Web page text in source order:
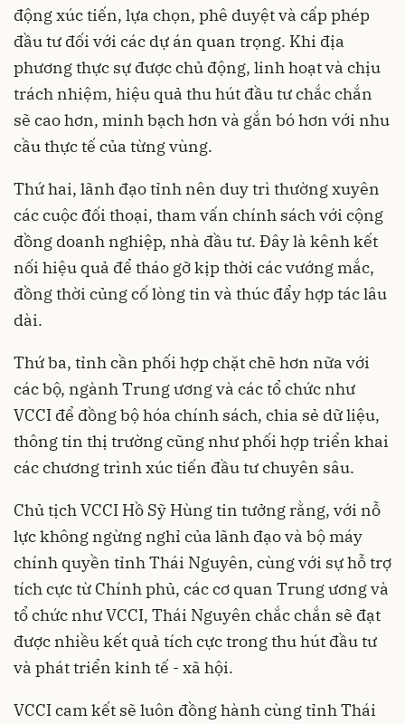
động xúc tiến, lựa chọn, phê duyệt và cấp phép
đầu tư đối với các dự án quan trọng. Khi địa
phương thực sự được chủ động, linh hoạt và chịu
trách nhiệm, hiệu quả thu hút đầu tư chắc chắn
sẽ cao hơn, minh bạch hơn và gắn bó hơn với nhu
cầu thực tế của từng vùng.
Thứ hai, lãnh đạo tỉnh nên duy trì thường xuyên
các cuộc đối thoại, tham vấn chính sách với cộng
đồng doanh nghiệp, nhà đầu tư. Đây là kênh kết
nối hiệu quả để tháo gỡ kịp thời các vướng mắc,
đồng thời củng cố lòng tin và thúc đẩy hợp tác lâu
dài.
Thứ ba, tỉnh cần phối hợp chặt chẽ hơn nữa với
các bộ, ngành Trung ương và các tổ chức như
VCCI để đồng bộ hóa chính sách, chia sẻ dữ liệu,
thông tin thị trường cũng như phối hợp triển khai
các chương trình xúc tiến đầu tư chuyên sâu.
Chủ tịch VCCI Hồ Sỹ Hùng tin tưởng rằng, với nỗ
lực không ngừng nghỉ của lãnh đạo và bộ máy
chính quyền tỉnh Thái Nguyên, cùng với sự hỗ trợ
tích cực từ Chính phủ, các cơ quan Trung ương và
tổ chức như VCCI, Thái Nguyên chắc chắn sẽ đạt
được nhiều kết quả tích cực trong thu hút đầu tư
và phát triển kinh tế - xã hội.
VCCI cam kết sẽ luôn đồng hành cùng tỉnh Thái